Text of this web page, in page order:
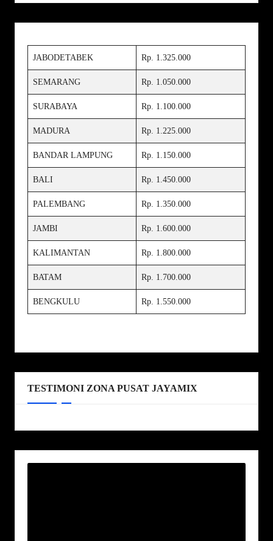
JABODETABEK Rp. 1.325.000
SEMARANG Rp. 1.050.000
SURABAYA Rp. 1.100.000
MADURA Rp. 1.225.000
BANDAR LAMPUNG Rp. 1.150.000
BALI Rp. 1.450.000
PALEMBANG Rp. 1.350.000
JAMBI Rp. 1.600.000
KALIMANTAN Rp. 1.800.000
BATAM Rp. 1.700.000
BENGKULU Rp. 1.550.000
TESTIMONI ZONA PUSAT JAYAMIX